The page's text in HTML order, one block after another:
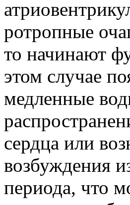
ротропные
то начинают
этом случае
медленные
сердца или
возбуждения
периода, что